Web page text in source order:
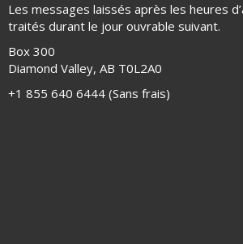
Les messages laissés après les heures
traités durant le jour ouvrable suivant.
Box 300
Diamond Valley, AB T0L2A0
+1 855 640 6444 (Sans frais)